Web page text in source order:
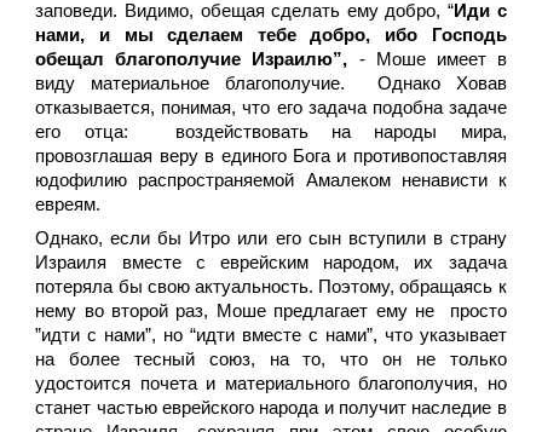
заповеди. Видимо, обещая сделать ему добро, “Иди с
нами, и мы сделаем тебе добро, ибо Господь
обещал благополучие Израилю”, - Моше имеет в
виду материальное благополучие. Однако Ховав
отказывается, понимая, что его задача подобна задаче
его отца: воздействовать на народы мира,
провозглашая веру в единого Бога и противопоставляя
юдофилию распространяемой Амалеком ненависти к
евреям.
Однако, если бы Итро или его сын вступили в страну
Израиля вместе с еврейским народом, их задача
потеряла бы свою актуальность. Поэтому, обращаясь к
нему во второй раз, Моше предлагает ему не просто
”идти с нами”, но “идти вместе с нами”, что указывает
на более тесный союз, на то, что он не только
удостоится почета и материального благополучия, но
станет частью еврейского народа и получит наследие в